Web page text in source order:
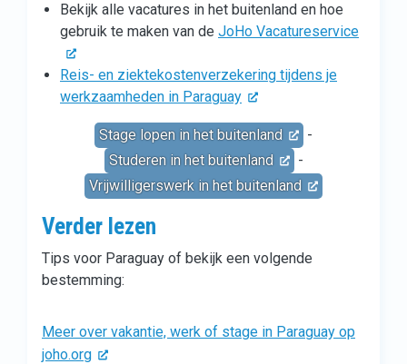
Bekijk alle vacatures in het buitenland en hoe
gebruik te maken van de JoHo Vacatureservice
Reis- en ziektekostenverzekering tijdens je
werkzaamheden in Paraguay
Stage lopen in het buitenland
-
Studeren in het buitenland
-
Vrijwilligerswerk in het buitenland
Verder lezen
Tips voor Paraguay of bekijk een volgende
bestemming:
Meer over vakantie, werk of stage in Paraguay op
joho.org